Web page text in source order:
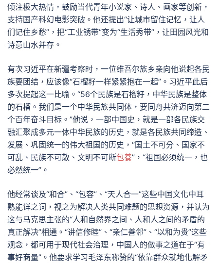
倾注极大热情，鼓励当代青年小说家、诗人、画家等创新，
支持国产科幻电影突破。他还提出“让城市留住记忆，让人
们记住乡愁”，把“工业锈带”变为“生活秀带”，让田园风光和
诗意山水并存。
有次习近平在新疆考察时，一位维吾尔族乡亲向他说起各民
族要团结，应该像“石榴籽一样紧紧抱在一起”。习近平此后
多次提起这一比喻。“56个民族是石榴籽，中华民族是整体
的石榴。我们是一个中华民族共同体，要同舟共济迈向第二
个百年奋斗目标。”他说，一部中国史，就是一部各民族交
融汇聚成多元一体中华民族的历史，就是各民族共同缔造、
发展、巩固统一的伟大祖国的历史，“国土不可分、国家不
可乱、民族不可散、文明不可断包養”，“祖国必须统一，也
必然统一”。
他经常谈及“和合”、“包容”、“天人合一”这些中国文化中耳
熟能详之词，视之为解决人类共同难题的思想资源，并认为
这与马克思主张的“人和自然界之间、人和人之间的矛盾的
真正解决”相通。“讲信修睦”、“亲仁善邻”、“以和为贵”这些
观念，都可用于现代社会治理，中国人的做事之道在于“有
事好商量”。他要求学习毛泽东称赞的“依靠群众就地化解矛